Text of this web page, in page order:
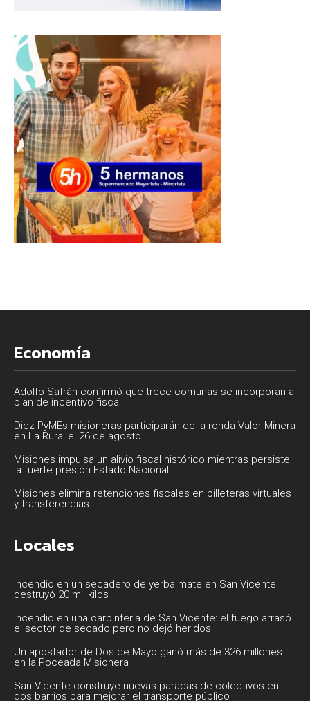
Economía
Adolfo Safrán confirmó que trece comunas se incorporan al
plan de incentivo fiscal
Diez PyMEs misioneras participarán de la ronda Valor Minera
en La Rural el 26 de agosto
Misiones impulsa un alivio fiscal histórico mientras persiste
la fuerte presión Estado Nacional
Misiones elimina retenciones fiscales en billeteras virtuales
y transferencias
Locales
Incendio en un secadero de yerba mate en San Vicente
destruyó 20 mil kilos
Incendio en una carpintería de San Vicente: el fuego arrasó
el sector de secado pero no dejó heridos
Un apostador de Dos de Mayo ganó más de 326 millones
en la Poceada Misionera
San Vicente construye nuevas paradas de colectivos en
dos barrios para mejorar el transporte público